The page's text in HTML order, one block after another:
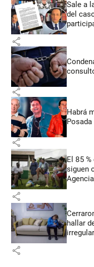
Sale a
del
share
share
Habrá
Posada
share
El 85
siguen
share
hallar
share